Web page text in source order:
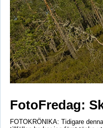
FotoFredag:
FOTOKRÖNIKA: Tidigare